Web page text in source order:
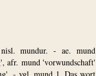
mundur. - ae. mund
afr. mund 'vorwundschaft'